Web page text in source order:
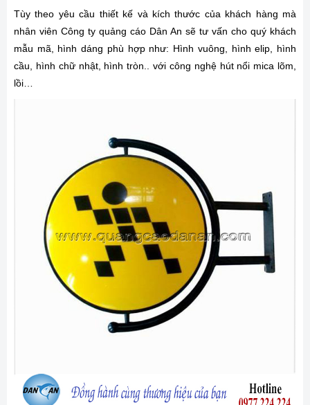
Tùy theo yêu cầu thiết kế và kích thước của khách hàng mà
nhân viên Công ty quảng cáo Dân An sẽ tư vấn cho quý khách
mẫu mã, hình dáng phù hợp như: Hình vuông, hình elip, hình
cầu, hình chữ nhật, hình tròn.. với công nghệ hút nổi mica lõm,
lồi…